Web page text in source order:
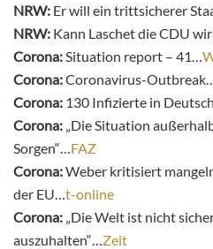
NRW: Er will ein trittsicherer
NRW: Kann Laschet die CDU
Corona:Situation report – 41…
Corona:Coronavirus-
Corona: 130 Infizierte in
Corona: „Die Situation
Sorgen“…FAZ
Corona:Weber kritisiert
der EU…t-online
Corona: „Die Welt ist nicht
auszuhalten“…Zeit